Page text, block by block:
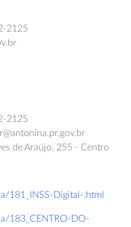
2125
2125
de Araújo, 255 - Centro
181_INSS-Digital-.html
183_CENTRO-DO-